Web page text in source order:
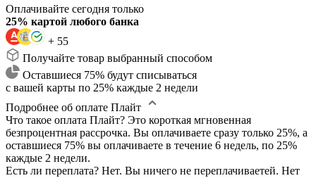
Оплачивайте сегодня только
25% картой любого банка
+ 55
Получайте товар выбранный способом
Оставшиеся 75% будут списываться
с вашей карты по 25% каждые 2 недели
Подробнее об оплате Плайт
Что такое оплата Плайт? Это короткая мгновенная
безпроцентная рассрочка. Вы оплачиваете сразу только 25%, а
оставшиеся 75% вы оплачиваете в течение 6 недель, по 25%
каждые 2 недели.
Есть ли переплата? Нет. Вы ничего не переплачиваетей. Нет